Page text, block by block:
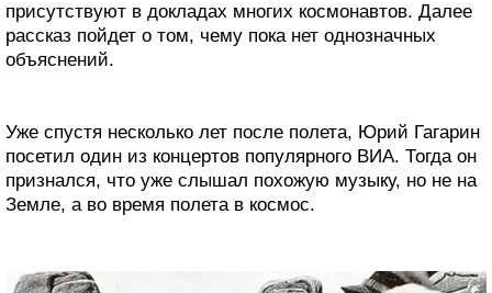
присутствуют в докладах многих космонавтов. Далее
рассказ пойдет о том, чему пока нет однозначных
объяснений.
Уже спустя несколько лет после полета, Юрий Гагарин
посетил один из концертов популярного ВИА. Тогда он
признался, что уже слышал похожую музыку, но не на
Земле, а во время полета в космос.